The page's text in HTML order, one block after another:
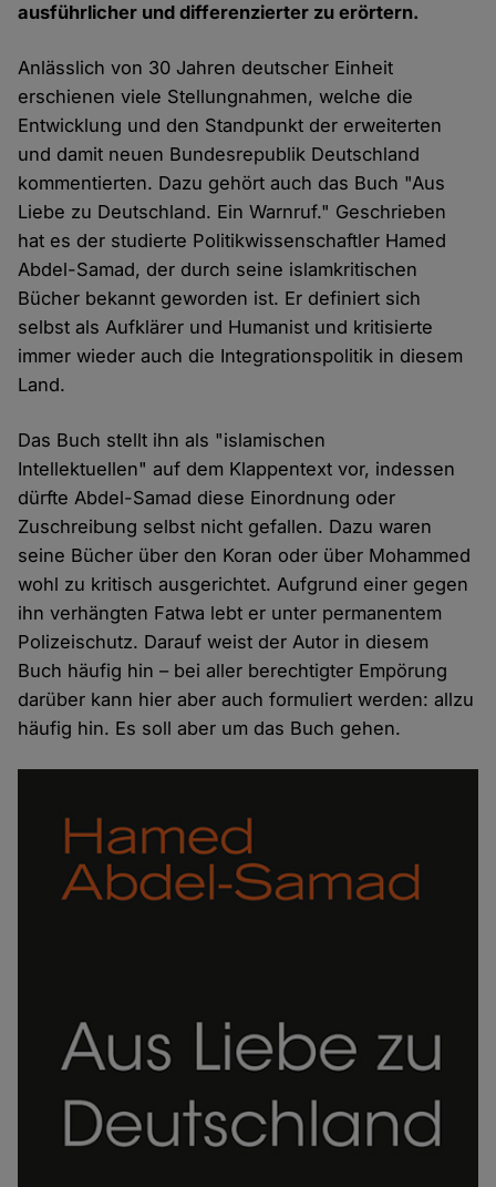
ausführlicher und differenzierter zu erörtern.
Anlässlich von 30 Jahren deutscher Einheit
erschienen viele Stellungnahmen, welche die
Entwicklung und den Standpunkt der erweiterten
und damit neuen Bundesrepublik Deutschland
kommentierten. Dazu gehört auch das Buch "Aus
Liebe zu Deutschland. Ein Warnruf." Geschrieben
hat es der studierte Politikwissenschaftler Hamed
Abdel-Samad, der durch seine islamkritischen
Bücher bekannt geworden ist. Er definiert sich
selbst als Aufklärer und Humanist und kritisierte
immer wieder auch die Integrationspolitik in diesem
Land.
Das Buch stellt ihn als "islamischen
Intellektuellen" auf dem Klappentext vor, indessen
dürfte Abdel-Samad diese Einordnung oder
Zuschreibung selbst nicht gefallen. Dazu waren
seine Bücher über den Koran oder über Mohammed
wohl zu kritisch ausgerichtet. Aufgrund einer gegen
ihn verhängten Fatwa lebt er unter permanentem
Polizeischutz. Darauf weist der Autor in diesem
Buch häufig hin – bei aller berechtigter Empörung
darüber kann hier aber auch formuliert werden: allzu
häufig hin. Es soll aber um das Buch gehen.